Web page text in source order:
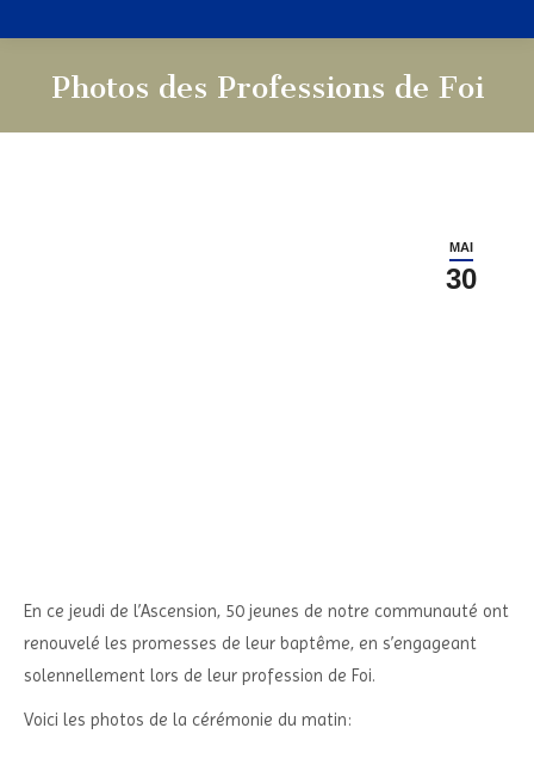
Photos des Professions de Foi
MAI
30
En ce jeudi de l’Ascension, 50 jeunes de notre communauté ont
renouvelé les promesses de leur baptême, en s’engageant
solennellement lors de leur profession de Foi.
Voici les photos de la cérémonie du matin: